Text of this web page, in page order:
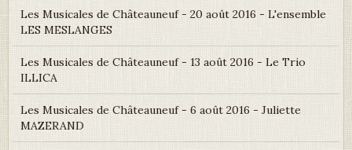
Les Musicales de Châteauneuf - 20 août 2016 - L'ensemble
LES MESLANGES
Les Musicales de Châteauneuf - 13 août 2016 - Le Trio
ILLICA
Les Musicales de Châteauneuf - 6 août 2016 - Juliette
MAZERAND